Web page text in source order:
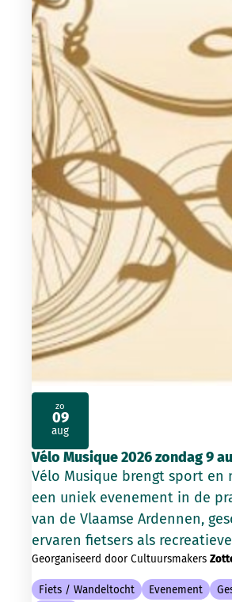
Vélo Musique 2026 zondag 9
Vélo Musique brengt sport en
een uniek evenement in de
van de Vlaamse Ardennen,
ervaren fietsers als
Georganiseerd door Cultuursmakers
Fiets / Wandeltocht Evenement
zo
09
aug
2026